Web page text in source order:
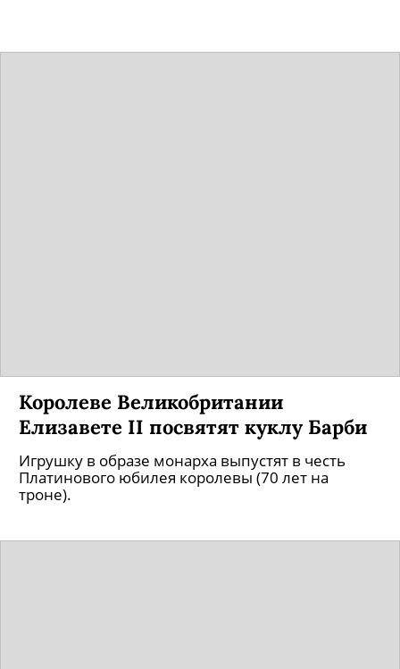
Королеве Великобритании
Елизавете II посвятят куклу Барби
Игрушку в образе монарха выпустят в честь
Платинового юбилея королевы (70 лет на
троне).